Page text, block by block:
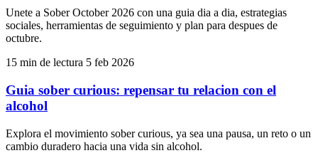
Unete a Sober October 2026 con una guia dia a dia, estrategias
sociales, herramientas de seguimiento y plan para despues de
octubre.
15 min de lectura 5 feb 2026
Guia sober curious: repensar tu relacion con el
alcohol
Explora el movimiento sober curious, ya sea una pausa, un reto o un
cambio duradero hacia una vida sin alcohol.